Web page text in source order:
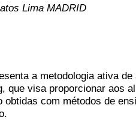
Lima MADRID
a metodologia ativa
que visa proporcionar aos
obtidas com métodos de